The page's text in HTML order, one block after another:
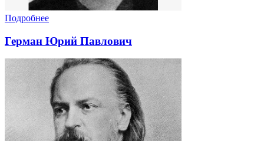
Подробнее
Герман Юрий Павлович